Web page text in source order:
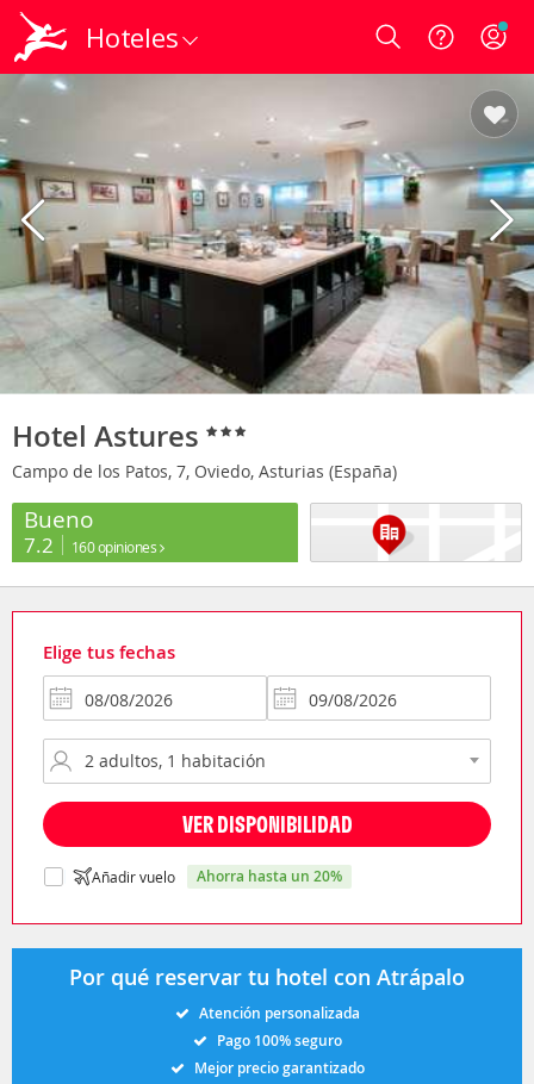
Hoteles Login
Hotel Astures
Campo de los Patos, 7, Oviedo, Asturias (España)
Bueno
7.2 160 opiniones
Elige tus fechas
VER DISPONIBILIDAD
Añadir vuelo ahorra hasta un 20%
Por qué reservar tu hotel con Atrápalo
Atención personalizada
Pago 100% seguro
Mejor precio garantizado